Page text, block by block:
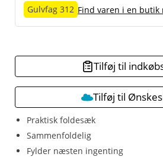
Praktisk foldesæk
Sammenfoldelig
Fylder næsten ingenting
Gulvfag 312 Find varen i en
Tilføj til
Tilføj til